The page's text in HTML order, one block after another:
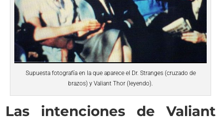
Supuesta fotografía en la que aparece el Dr. Stranges (cruzado de
brazos) y Valiant Thor (leyendo).
Las intenciones de Valiant